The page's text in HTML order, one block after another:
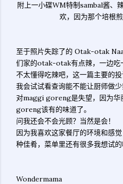
附上一小碟WM特制sambal酱、
欢，因为那个培根
至于照片失踪了的 Otak-otak
们家的otak-otak有点辣，一边吃
不太懂得吃辣吧，这一篇主要的
我会试试看查询能不能让厨师做
对maggi goreng是失望，因为华
goreng该有的味道了。
问我还会不会光顾？当然是会！
因为我喜欢这家餐厅的环境和感
种佳肴，菜单里还有很多我想试的
Wondermama